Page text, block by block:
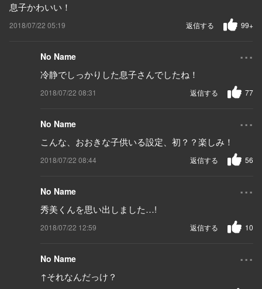
息子かわいい！
2018/07/22 05:19 99+
返信する
No Name ...
冷静でしっかりした息子さんでしたね！
2018/07/22 08:31 77
返信する
No Name ...
こんな、おおきな子供いる設定、初？？楽しみ！
2018/07/22 08:44 56
返信する
No Name ...
秀美くんを思い出しました…!
2018/07/22 12:59 10
返信する
No Name ...
↑それなんだっけ？